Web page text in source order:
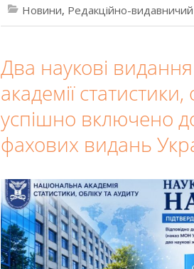
Новини, Редакційно-видавничий
Два наукові
академії статистики,
успішно включено
фахових видань